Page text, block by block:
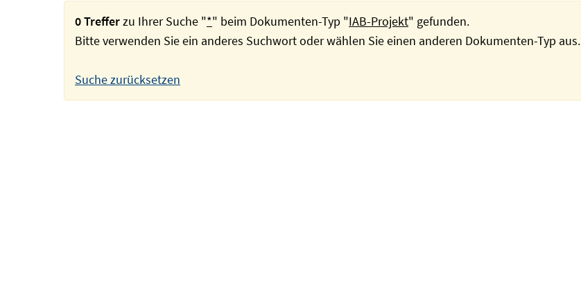
0 Trefferzu Ihrer Suche "*" beim Dokumenten-Typ "IAB-Projekt" gefunden.
Bitte verwenden Sie ein anderes Suchwort oder wählen Sie einen anderen Dokumenten-Typ aus.
Suche zurücksetzen